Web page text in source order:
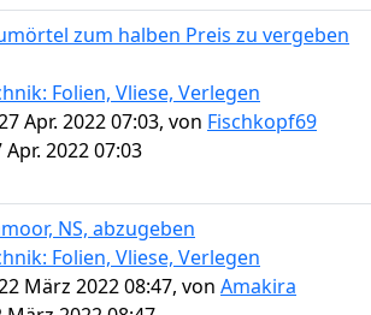
zum halben Preis zu vergeben
Folien, Vliese, Verlegen
Apr. 2022 07:03, von Fischkopf69
Apr. 2022 07:03
NS, abzugeben
Folien, Vliese, Verlegen
März 2022 08:47, von Amakira